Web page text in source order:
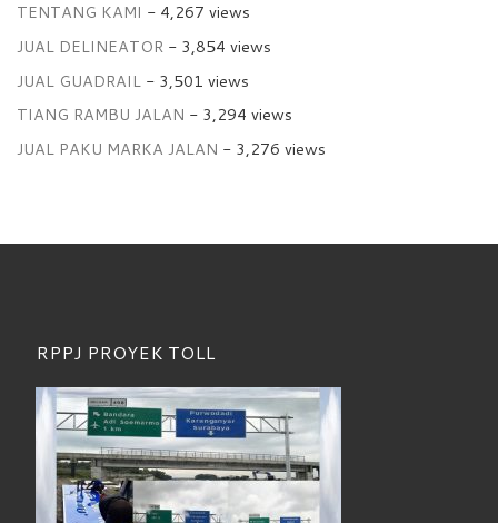
TENTANG KAMI - 4,267 views
JUAL DELINEATOR - 3,854 views
JUAL GUADRAIL - 3,501 views
TIANG RAMBU JALAN - 3,294 views
JUAL PAKU MARKA JALAN - 3,276 views
RPPJ PROYEK TOLL